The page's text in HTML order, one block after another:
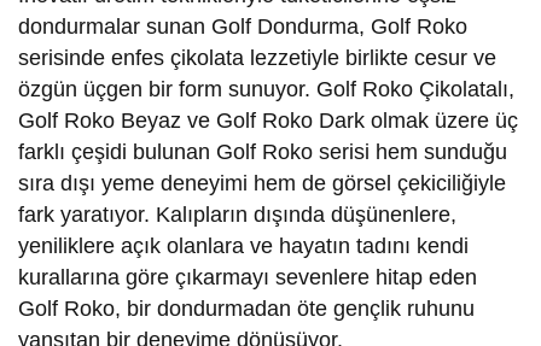
dondurmalar sunan Golf Dondurma, Golf Roko
serisinde enfes çikolata lezzetiyle birlikte cesur ve
özgün üçgen bir form sunuyor. Golf Roko Çikolatalı,
Golf Roko Beyaz ve Golf Roko Dark olmak üzere üç
farklı çeşidi bulunan Golf Roko serisi hem sunduğu
sıra dışı yeme deneyimi hem de görsel çekiciliğiyle
fark yaratıyor. Kalıpların dışında düşünenlere,
yeniliklere açık olanlara ve hayatın tadını kendi
kurallarına göre çıkarmayı sevenlere hitap eden
Golf Roko, bir dondurmadan öte gençlik ruhunu
yansıtan bir deneyime dönüşüyor.